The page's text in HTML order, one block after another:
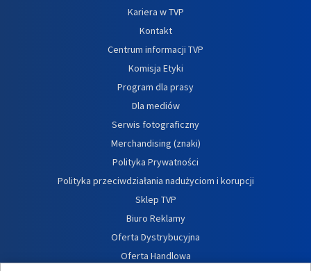
Kariera w TVP
Kontakt
Centrum informacji TVP
Komisja Etyki
Program dla prasy
Dla mediów
Serwis fotograficzny
Merchandising (znaki)
Polityka Prywatności
Polityka przeciwdziałania nadużyciom i korupcji
Sklep TVP
Biuro Reklamy
Oferta Dystrybucyjna
Oferta Handlowa